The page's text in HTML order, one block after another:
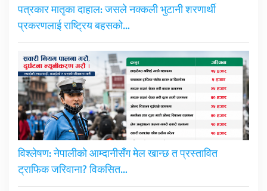
पत्रकार मातृका दाहाल: जसले नक्कली भुटानी शरणार्थी
प्रकरणलाई राष्ट्रिय बहसको…
विश्लेषण: नेपालीको आम्दानीसँग मेल खान्छ त प्रस्तावित
ट्राफिक जरिवाना? विकसित…